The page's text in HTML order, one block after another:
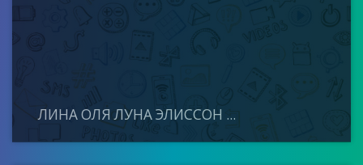
ЛИНА ОЛЯ ЛУНА ЭЛИССОН ...